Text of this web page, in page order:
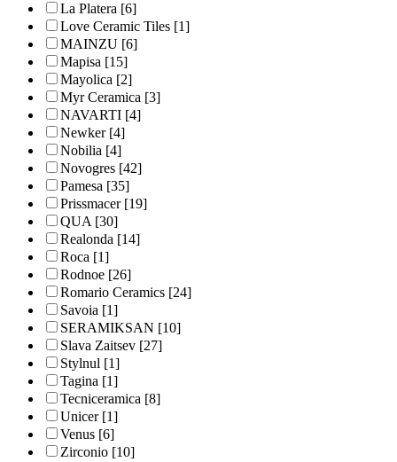
La Platera [6]
Love Ceramic Tiles [1]
MAINZU [6]
Mapisa [15]
Mayolica [2]
Myr Ceramica [3]
NAVARTI [4]
Newker[4]
Nobilia [4]
Novogres [42]
Pamesa [35]
Prissmacer[19]
QUA[30]
Realonda [14]
Roca [1]
Rodnoe [26]
Romario Ceramics [24]
Savoia [1]
SERAMIKSAN [10]
Slava Zaitsev [27]
Stylnul [1]
Tagina [1]
Tecniceramica [8]
Unicer[1]
Venus [6]
Zirconio [10]